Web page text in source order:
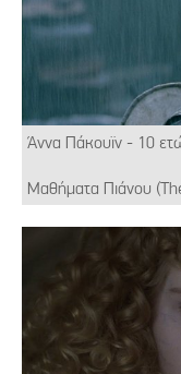
Άννα Πάκουϊν - 10
Μαθήματα Πιάνου